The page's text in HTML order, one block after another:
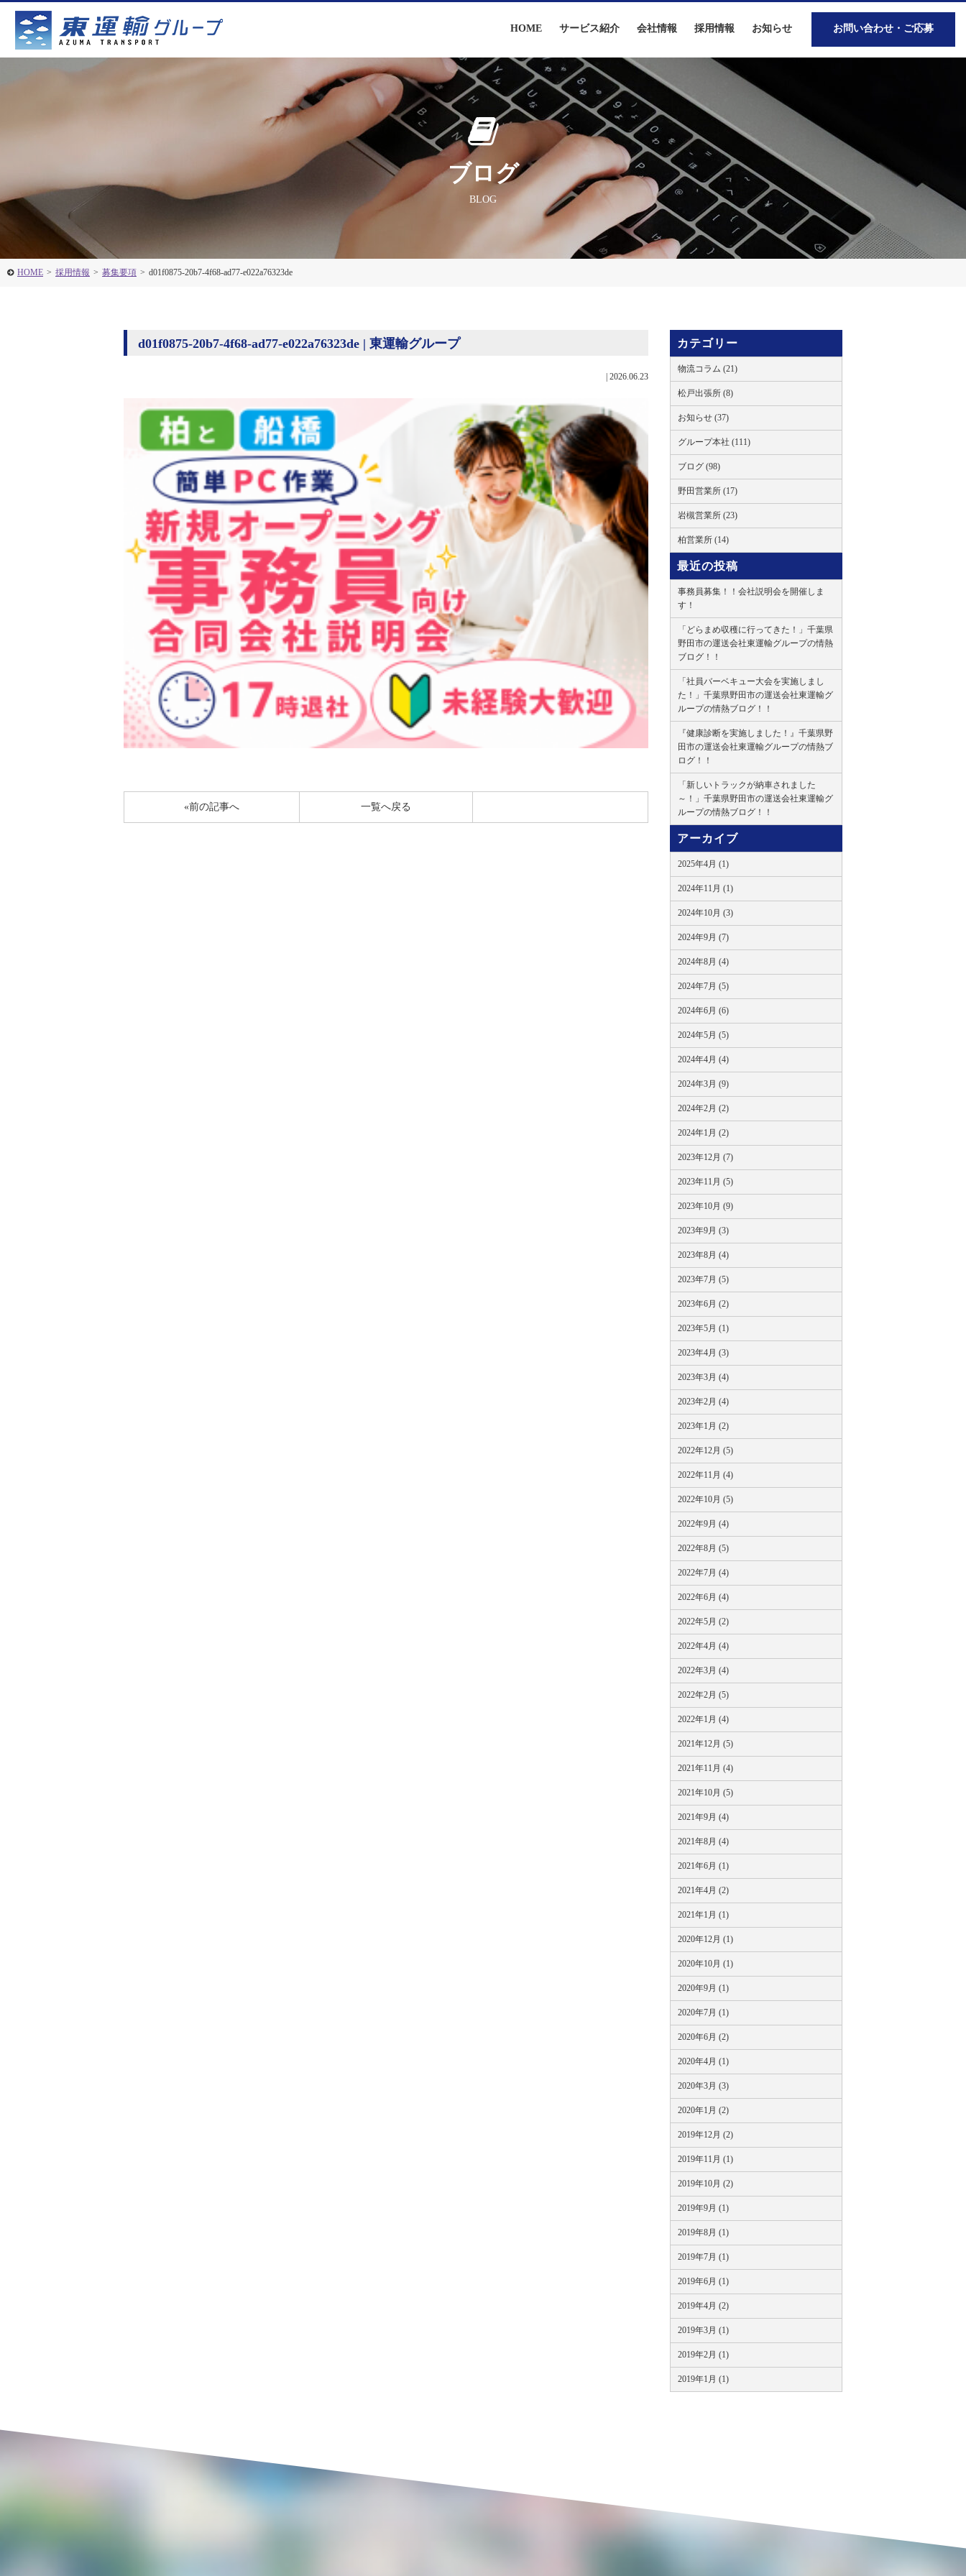
HOME サービス紹介 会社情報 採用情報 お知らせ お問い合わせ・ご応募
ブログ
BLOG
HOME > 採用情報 > 募集要項 > d01f0875-20b7-4f68-ad77-e022a76323de
d01f0875-20b7-4f68-ad77-e022a76323de | 東運輸グループ
2026.06.23
«前の記事へ 一覧へ戻る
カテゴリー
物流コラム (21)
松戸出張所 (8)
お知らせ (37)
グループ本社 (111)
ブログ (98)
野田営業所 (17)
岩槻営業所 (23)
柏営業所 (14)
最近の投稿
事務員募集！！会社説明会を開催しま
す！
「どらまめ収穫に行ってきた！」千葉県
野田市の運送会社東運輸グループの情熱
ブログ！！
「社員バーベキュー大会を実施しまし
た！」千葉県野田市の運送会社東運輸グ
ループの情熱ブログ！！
『健康診断を実施しました！』千葉県野
田市の運送会社東運輸グループの情熱ブ
ログ！！
「新しいトラックが納車されました
～！」千葉県野田市の運送会社東運輸グ
ループの情熱ブログ！！
アーカイブ
2025年4月 (1)
2024年11月 (1)
2024年10月 (3)
2024年9月 (7)
2024年8月 (4)
2024年7月 (5)
2024年6月 (6)
2024年5月 (5)
2024年4月 (4)
2024年3月 (9)
2024年2月 (2)
2024年1月 (2)
2023年12月 (7)
2023年11月 (5)
2023年10月 (9)
2023年9月 (3)
2023年8月 (4)
2023年7月 (5)
2023年6月 (2)
2023年5月 (1)
2023年4月 (3)
2023年3月 (4)
2023年2月 (4)
2023年1月 (2)
2022年12月 (5)
2022年11月 (4)
2022年10月 (5)
2022年9月 (4)
2022年8月 (5)
2022年7月 (4)
2022年6月 (4)
2022年5月 (2)
2022年4月 (4)
2022年3月 (4)
2022年2月 (5)
2022年1月 (4)
2021年12月 (5)
2021年11月 (4)
2021年10月 (5)
2021年9月 (4)
2021年8月 (4)
2021年6月 (1)
2021年4月 (2)
2021年1月 (1)
2020年12月 (1)
2020年10月 (1)
2020年9月 (1)
2020年7月 (1)
2020年6月 (2)
2020年4月 (1)
2020年3月 (3)
2020年1月 (2)
2019年12月 (2)
2019年11月 (1)
2019年10月 (2)
2019年9月 (1)
2019年8月 (1)
2019年7月 (1)
2019年6月 (1)
2019年4月 (2)
2019年3月 (1)
2019年2月 (1)
2019年1月 (1)